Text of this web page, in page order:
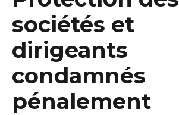
sociétés et
dirigeants
condamnés
pénalement